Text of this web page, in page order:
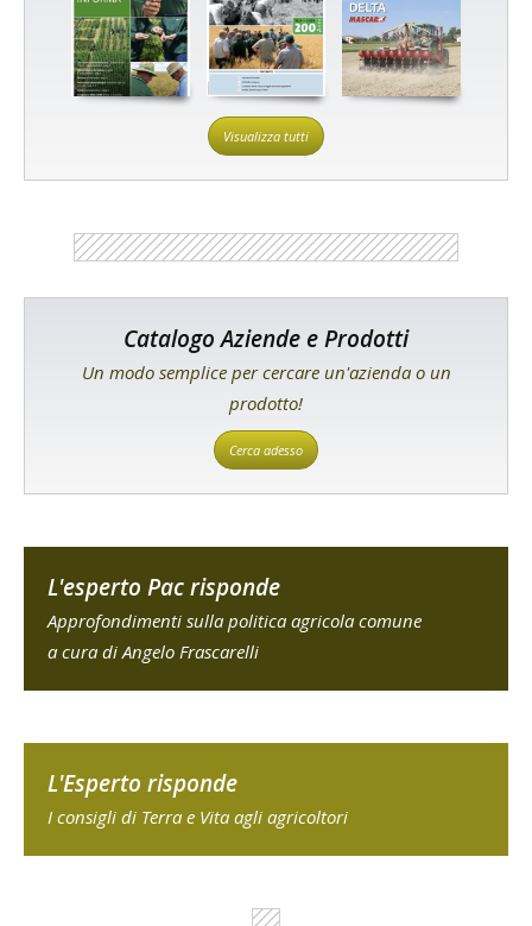
Visualizza tutti
Catalogo Aziende e Prodotti
Un modo semplice per cercare un'azienda o un
prodotto!
Cerca adesso
L'esperto Pac risponde
Approfondimenti sulla politica agricola comune
a cura di Angelo Frascarelli
L'Esperto risponde
I consigli di Terra e Vita agli agricoltori